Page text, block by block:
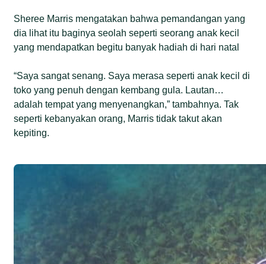
Sheree Marris mengatakan bahwa pemandangan yang
dia lihat itu baginya seolah seperti seorang anak kecil
yang mendapatkan begitu banyak hadiah di hari natal
“Saya sangat senang. Saya merasa seperti anak kecil di
toko yang penuh dengan kembang gula. Lautan…
adalah tempat yang menyenangkan,” tambahnya. Tak
seperti kebanyakan orang, Marris tidak takut akan
kepiting.